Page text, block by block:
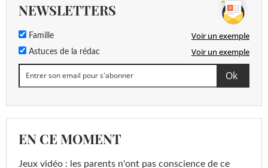
NEWSLETTERS
Famille Voir un exemple
Astuces de la rédac Voir un exemple
EN CE MOMENT
Jeux vidéo : les parents n'ont pas conscience de ce